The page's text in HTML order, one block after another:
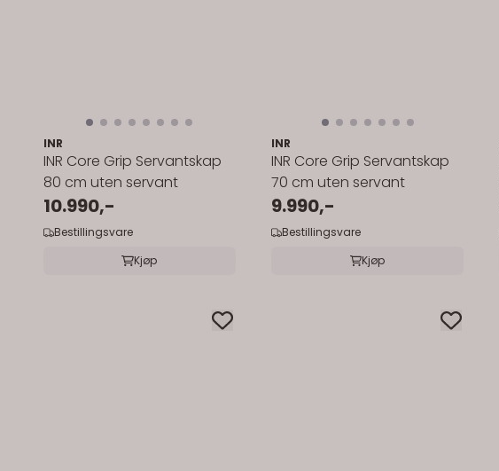
INR
INR Core Grip Servantskap
80 cm uten servant
10.990,-
Bestillingsvare
Kjøp
INR
INR Core Grip Servantskap
70 cm uten servant
9.990,-
Bestillingsvare
Kjøp